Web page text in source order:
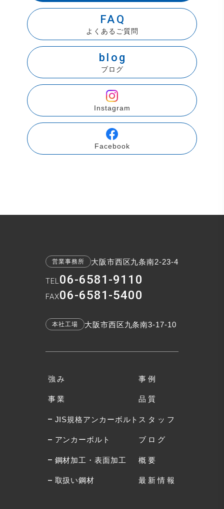
FAQ
よくあるご質問
blog
ブログ
Instagram
Facebook
営業事務所 大阪市西区九条南2-23-4
TEL 06-6581-9110
FAX06-6581-5400
本社工場 大阪市西区九条南3-17-10
強み
事業
JIS規格アンカーボルト
アンカーボルト
鋼材加工・表面加工
取扱い鋼材
事例
品質
スタッフ
ブログ
概要
最新情報